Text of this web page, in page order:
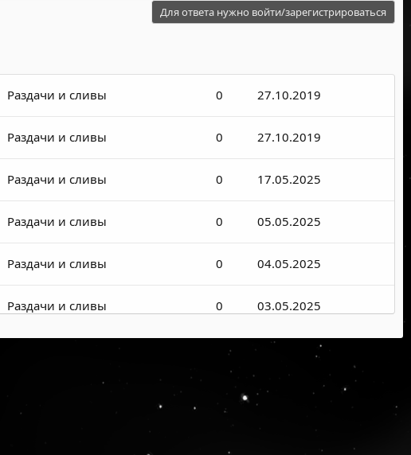
Для ответа нужно войти/зарегистрироваться
Раздачи и сливы 0 27.10.2019
Раздачи и сливы 0 27.10.2019
Раздачи и сливы 0 17.05.2025
Раздачи и сливы 0 05.05.2025
Раздачи и сливы 0 04.05.2025
Раздачи и сливы 0 03.05.2025
28.04.2025
04.04.2025